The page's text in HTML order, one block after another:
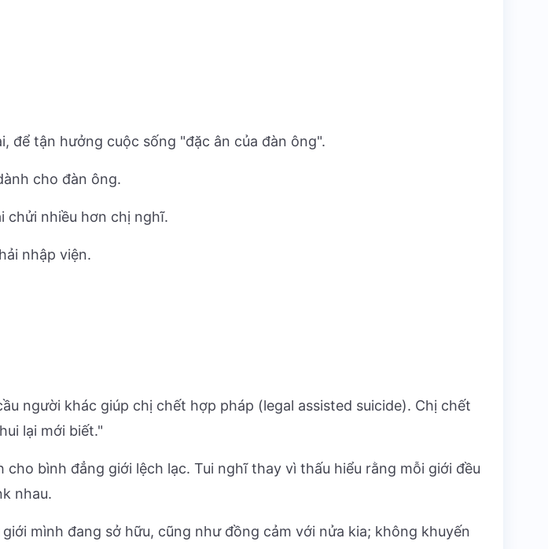
để tận hưởng cuộc sống "đặc ân của đàn ông".
cho đàn ông.
chửi nhiều hơn chị nghĩ.
nhập viện.
người khác giúp chị chết hợp pháp (legal assisted suicide). Chị chết
lại mới biết."
bình đẳng giới lệch lạc. Tui nghĩ thay vì thấu hiểu rằng mỗi giới đều
nhau.
mình đang sở hữu, cũng như đồng cảm với nửa kia; không khuyến